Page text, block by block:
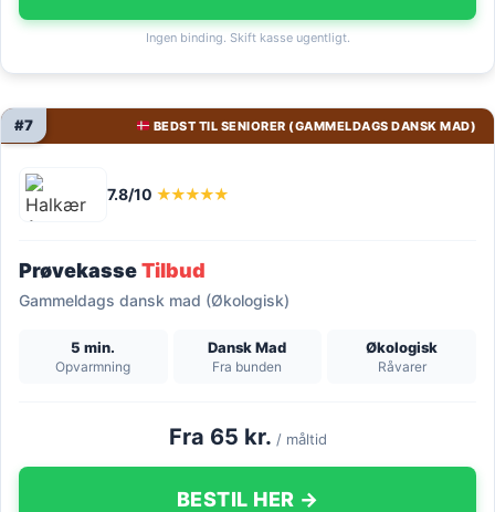
Ingen binding. Skift kasse ugentligt.
BEDST TIL SENIORER (GAMMELDAGS DANSK MAD)
#7
7.8/10 ★★★★★
PrøvekasseTilbud
Gammeldags dansk mad (Økologisk)
5 min.
Opvarmning
Dansk Mad
Fra bunden
Økologisk
Råvarer
Fra 65 kr. / måltid
BESTIL HER →